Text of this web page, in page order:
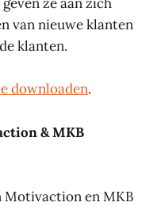
van nieuwe klanten
klanten.
downloaden.
& MKB
Motivaction en MKB